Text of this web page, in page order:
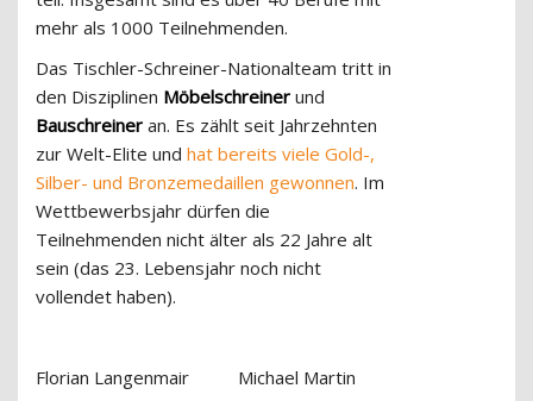
mehr als 1000 Teilnehmenden.
Das Tischler-Schreiner-Nationalteam tritt in
den Disziplinen Möbelschreiner und
Bauschreiner an. Es zählt seit Jahrzehnten
zur Welt-Elite und hat bereits viele Gold-,
Silber- und Bronzemedaillen gewonnen. Im
Wettbewerbsjahr dürfen die
Teilnehmenden nicht älter als 22 Jahre alt
sein (das 23. Lebensjahr noch nicht
vollendet haben).
Florian Langenmair
Michael Martin